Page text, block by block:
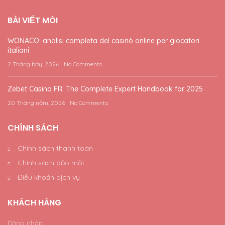
BÀI VIẾT MÓI
WONACO: analisi completa del casinò online per giocatori
italiani
2 Tháng bảy, 2026 No Comments
Zebet Casino FR: The Complete Expert Handbook for 2025
20 Tháng năm, 2026 No Comments
CHÍNH SÁCH
Chính sách thanh toán
Chính sách bảo mật
Điều khoản dịch vụ
KHÁCH HÀNG
Đăng nhập